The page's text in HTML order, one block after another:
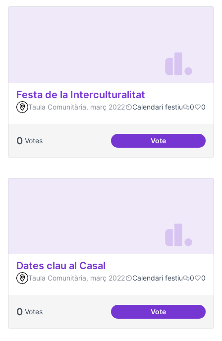
Festa de la Interculturalitat
Taula Comunitària, març 2022 Calendari festiu 0 0
0 Votes VoteFesta de la
Dates clau al Casal
Taula Comunitària, març 2022 Calendari festiu 0 0
0 Votes VoteDates clau al Casal